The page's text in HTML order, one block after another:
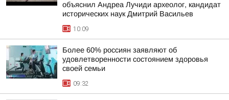
объяснил Андреа Лучиди археолог, кандидат
исторических наук Дмитрий Васильев
10:09
Более 60% россиян заявляют об
удовлетворенности состоянием здоровья
своей семьи
09:32